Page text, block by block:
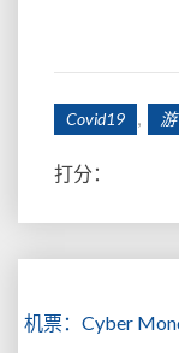
Covid19 ,
打分：
机票：Cyber